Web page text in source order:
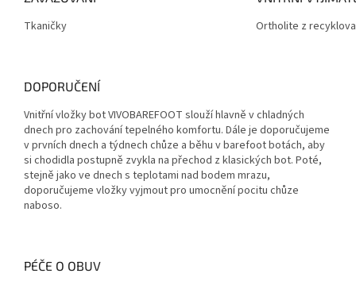
Tkaničky Ortholite z
DOPORUČENÍ
Vnitřní vložky bot VIVOBAREFOOT slouží hlavně v chladných
dnech pro zachování tepelného komfortu. Dále je doporučujeme
v prvních dnech a týdnech chůze a běhu v barefoot botách, aby
si chodidla postupně zvykla na přechod z klasických bot. Poté,
stejně jako ve dnech s teplotami nad bodem mrazu,
doporučujeme vložky vyjmout pro umocnění pocitu chůze
naboso.
PÉČE O OBUV